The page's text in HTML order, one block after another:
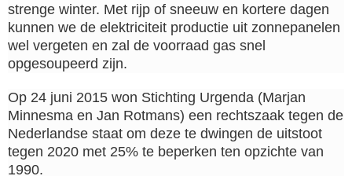
strenge winter. Met rijp of sneeuw en kortere dagen
kunnen we de elektriciteit productie uit zonnepanelen
wel vergeten en zal de voorraad gas snel
opgesoupeerd zijn.
Op 24 juni 2015 won Stichting Urgenda (Marjan
Minnesma en Jan Rotmans) een rechtszaak tegen de
Nederlandse staat om deze te dwingen de uitstoot
tegen 2020 met 25% te beperken ten opzichte van
1990.